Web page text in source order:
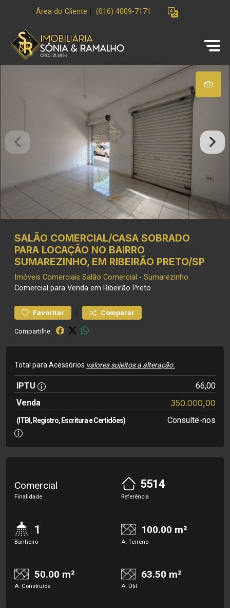
Área do Cliente (016) 4009-7171
SALÃO COMERCIAL/CASA SOBRADO
PARA LOCAÇÃO NO BAIRRO
SUMAREZINHO, EM RIBEIRÃO PRETO/SP
Imóveis Comerciais Salão Comercial - Sumarezinho
Comercial para Venda em Ribeirão Preto
Favoritar Comparar
Compartilhe:
Total para Acessórios valores sujeitos a alteração.
IPTU
66,00
Venda
350.000,00
(ITBI, Registro, Escritura e Certidões) Consulte-nos
Comercial
Finalidade
5514
Referência
1
Banheiro
100.00 m²
A. Terreno
50.00 m²
A. Construída
63.50 m²
A. Útil